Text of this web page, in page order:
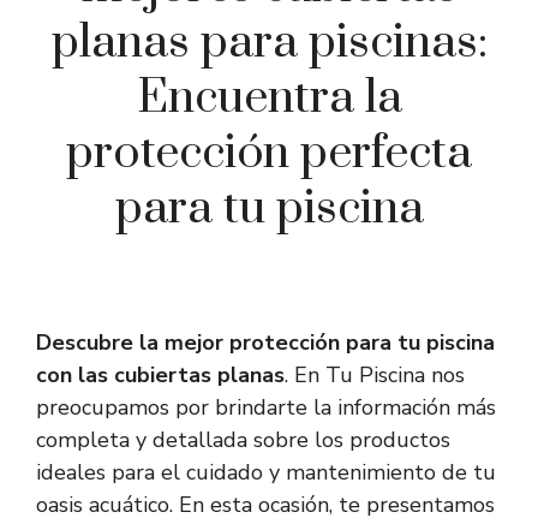
planas para piscinas:
Encuentra la
protección perfecta
para tu piscina
Descubre la mejor protección para tu piscina
con las cubiertas planas. En Tu Piscina nos
preocupamos por brindarte la información más
completa y detallada sobre los productos
ideales para el cuidado y mantenimiento de tu
oasis acuático. En esta ocasión, te presentamos